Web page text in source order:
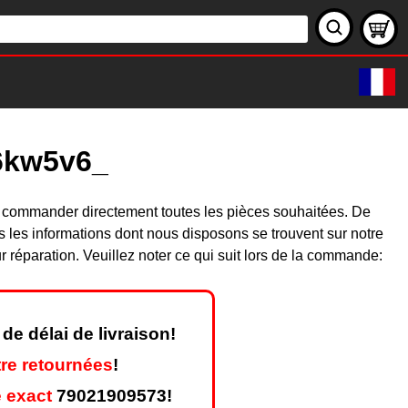
directement toutes les pièces souhaitées. De
informations dont nous disposons se trouvent sur notre
Veuillez noter ce qui suit lors de la commande:
de délai de livraison!
retournées!
exact 79021909573!